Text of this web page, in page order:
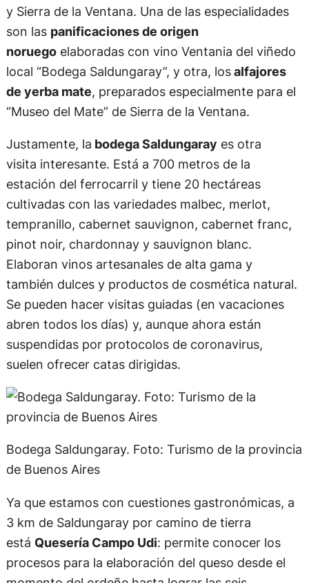
y Sierra de la Ventana. Una de las especialidades
son las panificaciones de origen
noruegoelaboradas con vino Ventania del viñedo
local “Bodega Saldungaray”, y otra, losalfajores
de yerba mate, preparados especialmente para el
“Museo del Mate” de Sierra de la Ventana.
Justamente, la bodega Saldungaray es otra
visita interesante. Está a 700 metros de la
estación del ferrocarril y tiene 20 hectáreas
cultivadas con las variedades malbec, merlot,
tempranillo, cabernet sauvignon, cabernet franc,
pinot noir, chardonnay y sauvignon blanc.
Elaboran vinos artesanales de alta gama y
también dulces y productos de cosmética natural.
Se pueden hacer visitas guiadas (en vacaciones
abren todos los días) y, aunque ahora están
suspendidas por protocolos de coronavirus,
suelen ofrecer catas dirigidas.
Bodega Saldungaray. Foto: Turismo de la provincia
de Buenos Aires
Ya que estamos con cuestiones gastronómicas, a
3 km de Saldungaray por camino de tierra
está Quesería Campo Udi: permite conocer los
procesos para la elaboración del queso desde el